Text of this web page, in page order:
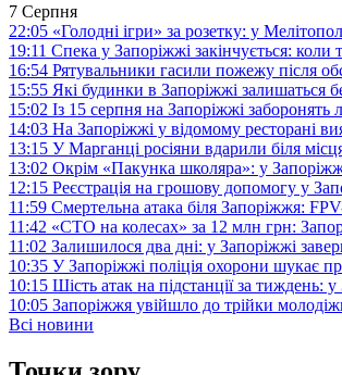
7 Серпня
22:05 «Голодні ігри» за розетку: у
19:11 Спека у Запоріжжі закінчується: коли
16:54 Рятувальники гасили пожежу після
15:55 Які будинки в Запоріжжі залишаться
15:02 Із 15 серпня на Запоріжжі
14:03 На Запоріжжі у відомому ресторані
13:15 У Марганці росіяни вдарили біля
13:02 Окрім «Пакунка школяра»: у
12:15 Реєстрація на грошову допомогу у
11:59 Смертельна атака біля Запоріжжя:
11:42 «СТО на колесах» за 12 млн грн:
11:02 Залишилося два дні: у Запоріжжі
10:35 У Запоріжжі поліція охорони шукає
10:15 Шість атак на підстанції за тиждень:
10:05 Запоріжжя увійшло до трійки
Всі новини